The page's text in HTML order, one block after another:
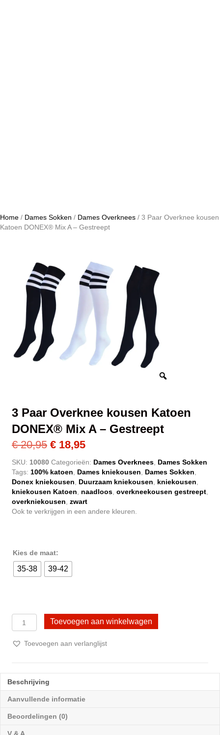
Home / Dames Sokken / Dames Overknees / 3 Paar Overknee kousen
Katoen DONEX® Mix A – Gestreept
3 Paar Overknee kousen Katoen
DONEX® Mix A – Gestreept
€20,95 Oorspronkelijke
prijs
was:
€ 20,95.
€ 18,95Huidige
prijs
is:
€ 18,95.
SKU: 10080 Categorieën: Dames Overknees, Dames Sokken
Tags: 100% katoen, Dames kniekousen, Dames Sokken,
Donex kniekousen, Duurzaam kniekousen, kniekousen,
kniekousen Katoen, naadloos, overkneekousen gestreept,
overkniekousen, zwart
Ook te verkrijgen in een andere kleuren.
Kies de maat:
35-38 39-42
Paar
kousen
-
aantal
Toevoegen aan winkelwagen
Toevoegen aan verlanglijst
Beschrijving
Aanvullende informatie
Beoordelingen (0)
V & A